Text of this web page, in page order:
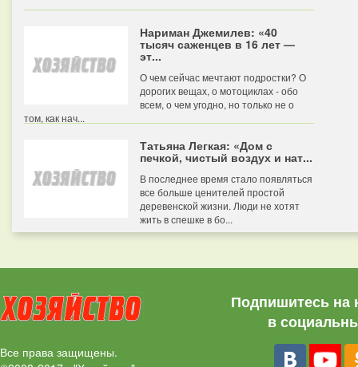
Нариман Джемилев: «40
тысяч саженцев в 16 лет —
эт...
О чем сейчас мечтают подростки? О
дорогих вещах, о мотоциклах - обо
всем, о чем угодно, но только не о
том, как нач...
Татьяна Легкая: «Дом с
печкой, чистый воздух и нат...
В последнее время стало появляться
все больше ценителей простой
деревенской жизни. Люди не хотят
жить в спешке в бо...
Все права защищены.
Подпишитесь на
в